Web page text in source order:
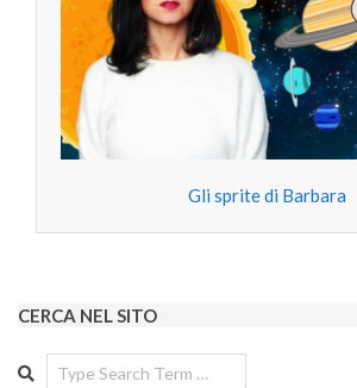
Gli sprite di Barbara
CERCA NEL SITO
Search